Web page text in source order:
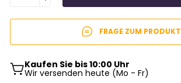
FRAGE ZUM PRODUKT
Kaufen Sie bis 10:00 Uhr
Wir versenden heute (Mo - Fr)